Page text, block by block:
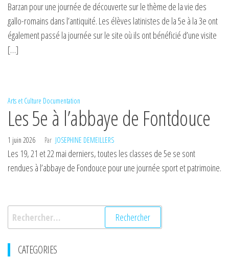
Barzan pour une journée de découverte sur le thème de la vie des
gallo-romains dans l’antiquité. Les élèves latinistes de la 5e à la 3e ont
également passé la journée sur le site où ils ont bénéficié d’une visite
[…]
Arts et Culture Documentation
Les 5e à l’abbaye de Fontdouce
1 juin 2026 Par JOSEPHINE DEMEILLERS
Les 19, 21 et 22 mai derniers, toutes les classes de 5e se sont
rendues à l’abbaye de Fondouce pour une journée sport et patrimoine.
Rechercher :
CATEGORIES